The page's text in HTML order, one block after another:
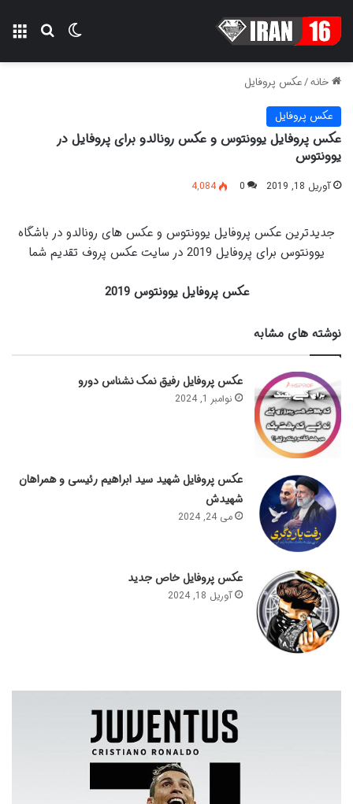
تغییر پوسته
خانه/عکس پروفایل
عکس پروفایل
عکس پروفایل یوونتوس و عکس رونالدو برای پروفایل در
یوونتوس
آوریل 18, 2019 0
4,084
جدیدترین عکس پروفایل یوونتوس و عکس های رونالدو در باشگاه
یوونتوس برای پروفایل 2019 در سایت عکس پروف تقدیم شما
عکس پروفایل یوونتوس 2019
نوشته های مشابه
عکس پروفایل رفیق نمک نشناس دورو
نوامبر 1, 2024
عکس پروفایل شهید سید ابراهیم رئیسی و همراهان
شهیدش
می 24, 2024
عکس پروفایل خاص جدید
آوریل 18, 2024